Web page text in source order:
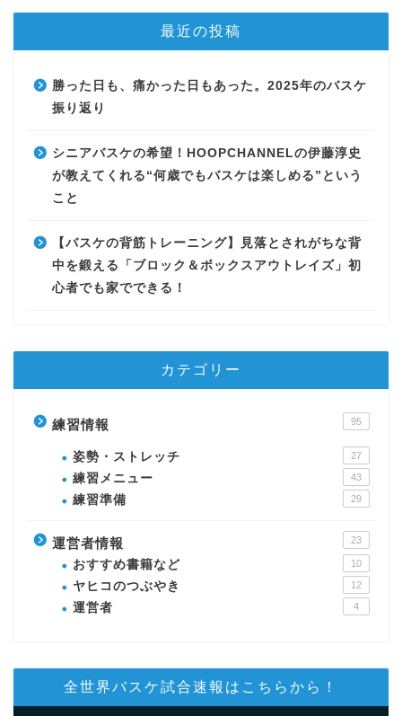
最近の投稿
勝った日も、痛かった日もあった。2025年のバスケ
振り返り
シニアバスケの希望！HOOPCHANNELの伊藤淳史
が教えてくれる“何歳でもバスケは楽しめる”という
こと
【バスケの背筋トレーニング】見落とされがちな背
中を鍛える「ブロック＆ボックスアウトレイズ」初
心者でも家でできる！
カテゴリー
練習情報 95
姿勢・ストレッチ 27
練習メニュー 43
練習準備 29
運営者情報 23
おすすめ書籍など 10
ヤヒコのつぶやき 12
運営者 4
全世界バスケ試合速報はこちらから！